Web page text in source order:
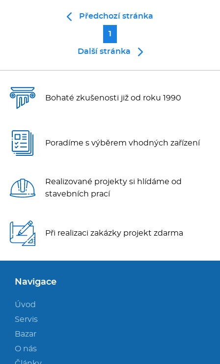
Předchozí stránka
1
Další stránka
Bohaté zkušenosti již od roku 1990
Poradíme s výběrem vhodných zařízení
Realizované projekty si hlídáme od
stavebních prací
Při realizaci zakázky projekt zdarma
Navigace
Úvod
Servis
Bazar
O nás